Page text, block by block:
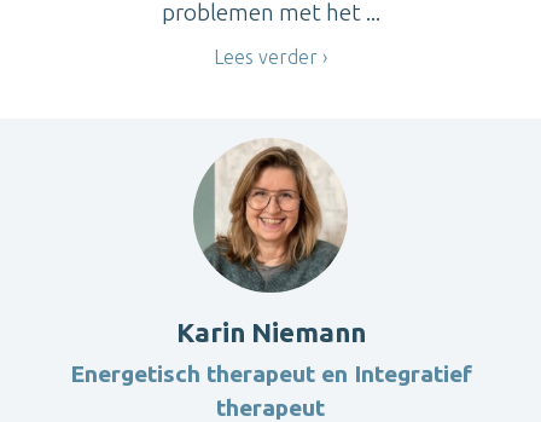
problemen met het ...
Lees verder
Karin Niemann
Energetisch therapeut en Integratief
therapeut